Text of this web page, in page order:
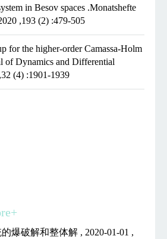
in Besov spaces .Monatshefte
,193 (2) :479-505
for the higher-order Camassa-Holm
of Dynamics and Differential
(4) :1901-1939
爆破解和整体解 , 2020-01-01 ,